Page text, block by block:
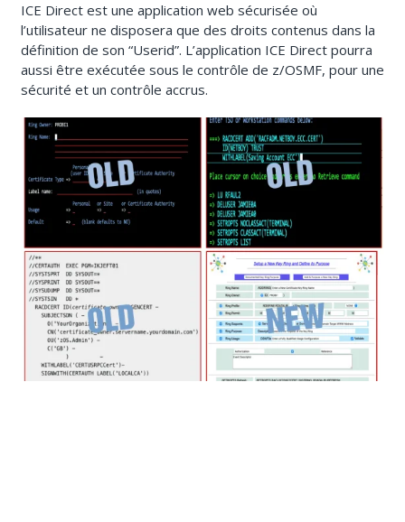
ICE Direct est une application web sécurisée où
l’utilisateur ne disposera que des droits contenus dans la
définition de son “Userid”. L’application ICE Direct pourra
aussi être exécutée sous le contrôle de z/OSMF, pour une
sécurité et un contrôle accrus.